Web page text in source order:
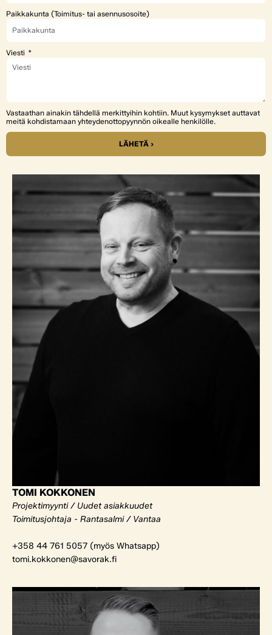
Paikkakunta (Toimitus- tai asennusosoite)
Viesti
Vastaathan ainakin tähdellä merkittyihin kohtiin. Muut kysymykset auttavat
meitä kohdistamaan yhteydenottopyynnön oikealle henkilölle.
LÄHETÄ ›
TOMI KOKKONEN
Projektimyynti / Uudet asiakkuudet
Toimitusjohtaja - Rantasalmi / Vantaa
+358 44 761 5057 (myös Whatsapp)
tomi.kokkonen@savorak.fi